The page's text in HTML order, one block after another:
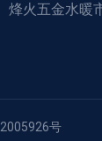
烽火五金水暖
号